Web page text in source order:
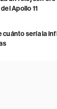
Apollo 11
cuánto sería la